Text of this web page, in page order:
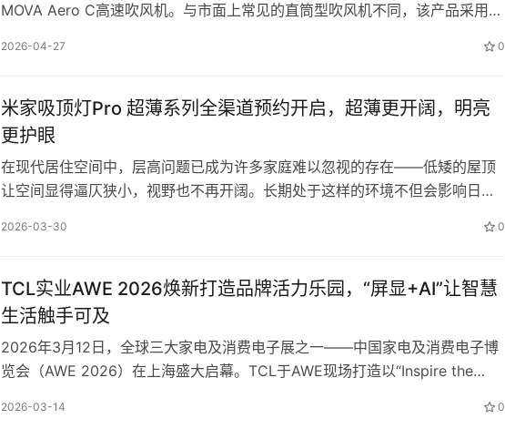
MOVA Aero C高速吹风机。与市面上常见的直筒型吹风机不同，该产品采用突
化，为吹风机这一成熟品类提供了全新的技术路径。 直筒与C型：两种结构的
出。…
2026-04-27 0
米家吸顶灯Pro 超薄系列全渠道预约开启，超薄更开阔，明亮
更护眼
在现代居住空间中，层高问题已成为许多家庭难以忽视的存在——低矮的屋顶
让空间显得逼仄狭小，视野也不再开阔。长期处于这样的环境不但会影响日常
的核心照明设备，多以厚重笨拙的形态出现，不仅无法与现代简约审美趋势兼
的护眼健康？米…
2026-03-30 0
TCL实业AWE 2026焕新打造品牌活力乐园，“屏显+AI”让智慧
生活触手可及
2026年3月12日，全球三大家电及消费电子展之一——中国家电及消费电子博
览会（AWE 2026）在上海盛大启幕。TCL于AWE现场打造以“Inspire the
2026-03-14 0